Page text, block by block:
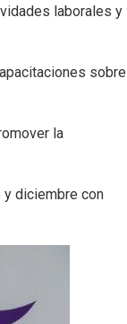
laborales y
sobre
la
y diciembre con